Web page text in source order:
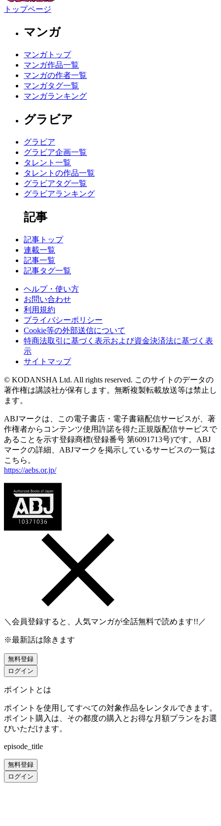
トップページ
マンガ
マンガトップ
マンガ作品一覧
マンガの作者一覧
マンガタグ一覧
マンガランキング
グラビア
グラビア
グラビア企画一覧
タレント一覧
タレントの作品一覧
グラビアタグ一覧
グラビアランキング
記事
記事トップ
連載一覧
記事一覧
記事タグ一覧
ヘルプ・使い方
お問い合わせ
利用規約
プライバシーポリシー
Cookie等の外部送信について
特商法取引に基づく表示および資金決済法に基づく表
示
サイトマップ
© KODANSHA Ltd. All rights reserved. このサイトのデータの
著作権は講談社が保有します。無断複製転載放送等は禁止し
ます。
ABJマークは、この電子書店・電子書籍配信サービスが、著
作権者からコンテンツ使用許諾を得た正規版配信サービスで
あることを示す登録商標(登録番号 第6091713号)です。ABJ
マークの詳細、ABJマークを掲示しているサービスの一覧は
こちら。
https://aebs.or.jp/
＼会員登録すると、人気マンガが全話無料で読めます!!／
※最新話は除きます
無料登録
ログイン
ポイントとは
ポイントを使用してすべての対象作品をレンタルできます。
ポイント購入は、その都度の購入とお得な月額プランをお選
びいただけます。
episode_title
無料登録
ログイン